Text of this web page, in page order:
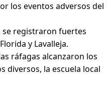
los eventos adversos del
se registraron fuertes
y Lavalleja.
ráfagas alcanzaron los
diversos, la escuela local